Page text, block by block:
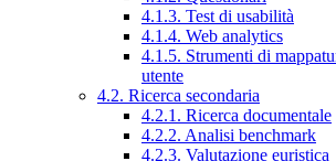
4.1.3. Test di usabilità
4.1.4. Web analytics
4.1.5. Strumenti di
utente
4.2. Ricerca secondaria
4.2.1. Ricerca documentale
4.2.2. Analisi benchmark
4.2.3. Valutazione euristica